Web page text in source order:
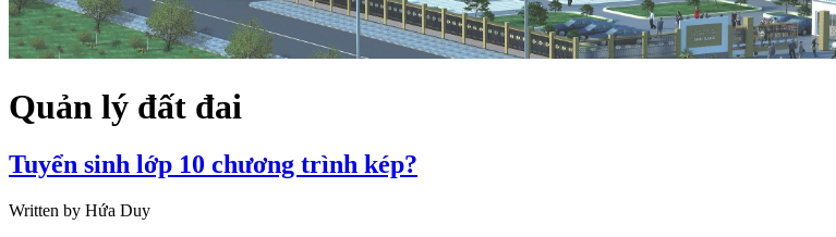
Quản lý đất đai
Tuyển sinh lớp 10 chương trình kép?
Written by Hứa Duy